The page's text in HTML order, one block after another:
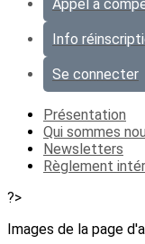
Appel à
Info
Se connecter
Présentation
Qui sommes
Newsletters
Règlement
?>
Images de la page